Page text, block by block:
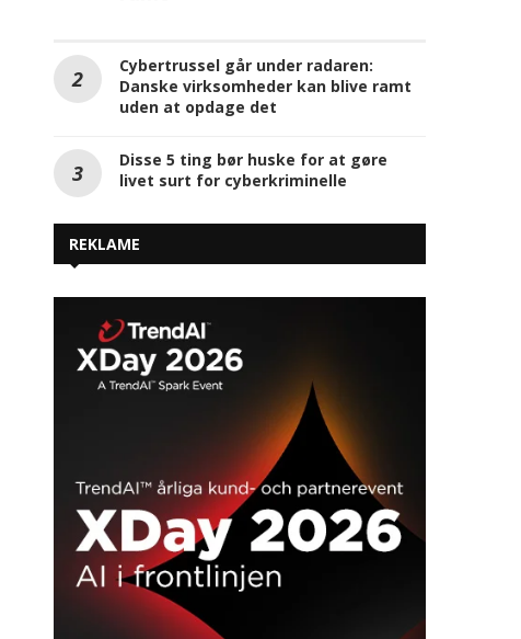
Samsung Galaxy A57 5G og A37 5G
er nu tilgængelig verden over
april 14, 2026
Cybertrussel går under radaren:
Danske virksomheder kan blive ramt
uden at opdage det
Disse 5 ting bør huske for at gøre
livet surt for cyberkriminelle
REKLAME